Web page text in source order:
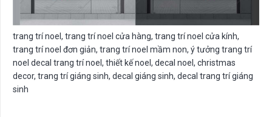
trang trí noel, trang trí noel cửa hàng, trang trí noel cửa kính,
trang trí noel đơn giản, trang trí noel mầm non, ý tưởng trang trí
noel decal trang trí noel, thiết kế noel, decal noel, christmas
decor, trang trí giáng sinh, decal giáng sinh, decal trang trí giáng
sinh